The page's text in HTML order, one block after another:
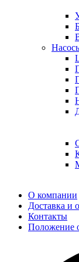
О компании
Доставка и
Контакты
Положение